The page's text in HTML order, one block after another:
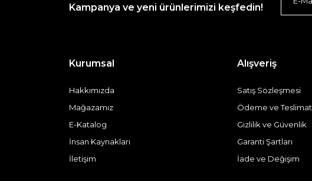
Kampanya ve yeni ürünlerimizi keşfedin!
Kurumsal
Hakkımızda
Mağazamız
E-Katalog
İnsan Kaynakları
İletişim
Alışveriş
Satış Sözleşmesi
Ödeme ve Teslimat
Gizlilik ve Güvenlik
Garanti Şartları
İade ve Değişim